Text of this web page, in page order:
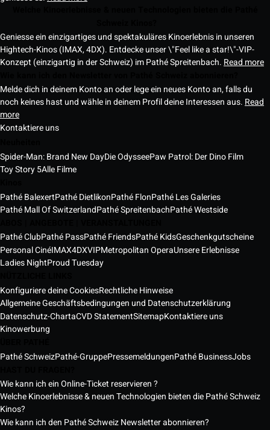
Geniesse ein einzigartiges und spektakuläres Kinoerlebnis in unseren
Hightech-Kinos (IMAX, 4DX). Entdecke unser \"Feel like a star!\"-VIP-
Konzept (einzigartig in der Schweiz) im Pathé Spreitenbach. Read more
Melde dich in deinem Konto an oder lege ein neues Konto an, falls du
noch keines hast und wähle in deinem Profil deine Interessen aus. Read
more
Kontaktiere uns
Spider-Man: Brand New DayDie OdysseePaw Patrol: Der Dino Film
Toy Story 5Alle Filme
Pathé BalexertPathé DietlikonPathé FlonPathé Les Galeries
Pathé Mall Of SwitzerlandPathé SpreitenbachPathé Westside
Pathé ClubPathé PassPathé FriendsPathé KidsGeschenkgutscheine
Personal CinéIMAX4DXVIPMetropolitan OperaUnsere Erlebnisse
Ladies NightProud Tuesday
Konfiguriere deine CookiesRechtliche Hinweise
Allgemeine Geschäftsbedingungen und Datenschutzerklärung
Datenschutz-ChartaCVD StatementSitemapKontaktiere uns
Kinowerbung
Pathé SchweizPathé-GruppePressemeldungenPathé BusinessJobs
Wie kann ich ein Online-Ticket reservieren ?
Welche Kinoerlebnisse & neuen Technologien bieten die Pathé Schweiz
Kinos?
Wie kann ich den Pathé Schweiz Newsletter abonnieren?